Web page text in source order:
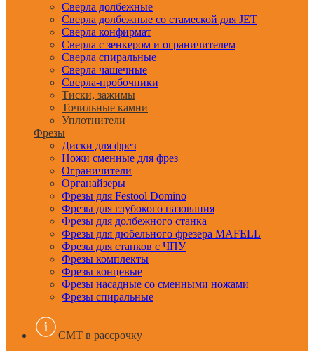
Сверла долбежные
Сверла долбежные со стамеской для JET
Сверла конфирмат
Сверла с зенкером и ограничителем
Сверла спиральные
Сверла чашечные
Сверла-пробочники
Тиски, зажимы
Точильные камни
Уплотнители
Фрезы
Диски для фрез
Ножи сменные для фрез
Ограничители
Органайзеры
Фрезы для Festool Domino
Фрезы для глубокого пазования
Фрезы для долбежного станка
Фрезы для дюбельного фрезера MAFELL
Фрезы для станков с ЧПУ
Фрезы комплекты
Фрезы концевые
Фрезы насадные со сменными ножами
Фрезы спиральные
CMT в рассрочку